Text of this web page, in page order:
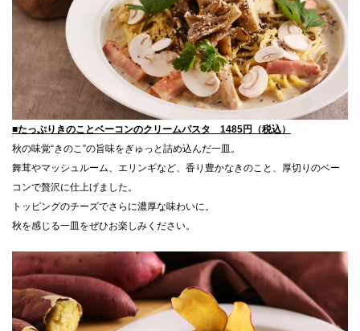
■たっぷりきのことベーコンのクリームパスタ 1485円（税込）
秋の味覚“きのこ”の旨味をぎゅっと詰め込んだ一皿。
舞茸やマッシュルーム、エリンギなど、香り豊かなきのこと、厚切りのベー
コンで贅沢に仕上げました。
トッピングのチーズでさらに濃厚な味わいに。
秋を感じる一皿をぜひお楽しみください。